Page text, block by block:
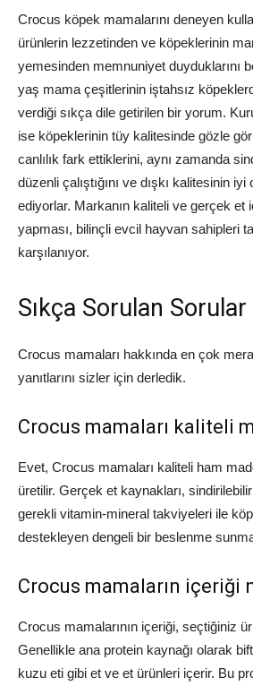
Crocus köpek mamalarını deneyen
ürünlerin lezzetinden ve köpeklerinin
yemesinden memnuniyet duyduklarını
yaş mama çeşitlerinin iştahsız
verdiği sıkça dile getirilen bir yorum.
ise köpeklerinin tüy kalitesinde gözle
canlılık fark ettiklerini, aynı zamanda
düzenli çalıştığını ve dışkı kalitesinin
ediyorlar. Markanın kaliteli ve gerçek et
yapması, bilinçli evcil hayvan sahipleri
karşılanıyor.
Sıkça Sorulan Sorular
Crocus mamaları hakkında en çok
yanıtlarını sizler için derledik.
Crocus mamaları kaliteli
Evet, Crocus mamaları kaliteli ham
üretilir. Gerçek et kaynakları,
gerekli vitamin-mineral takviyeleri ile
destekleyen dengeli bir beslenme
Crocus mamaların içeriği
Crocus mamalarının içeriği, seçtiğiniz
Genellikle ana protein kaynağı olarak
kuzu eti gibi et ve et ürünleri içerir. Bu